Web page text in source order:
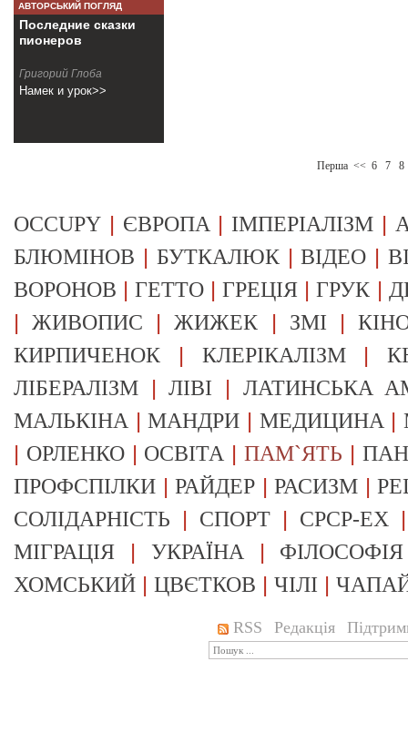
АВТОРСЬКИЙ ПОГЛЯД
Последние сказки
пионеров
Григорий Глоба
Намек и урок>>
Перша << 6 7 8
OCCUPY | ЄВРОПА | ІМПЕРІАЛІЗМ |
БЛЮМІНОВ | БУТКАЛЮК|ВІДЕО |
ВОРОНОВ |ГЕТТО |ГРЕЦІЯ |ГРУК |
|ЖИВОПИС |ЖИЖЕК | ЗМІ |
КИРПИЧЕНОК | КЛЕРІКАЛІЗМ|
ЛІБЕРАЛІЗМ |ЛІВІ | ЛАТИНСЬКА
МАЛЬКІНА |МАНДРИ | МЕДИЦИНА |
| ОРЛЕНКО| ОСВІТА |ПАМ`ЯТЬ |
ПРОФСПІЛКИ |РАЙДЕР |РАСИЗМ |
СОЛІДАРНІСТЬ | СПОРТ | СРСР-EX
МІГРАЦІЯ | УКРАЇНА | ФІЛОСОФІЯ
ХОМСЬКИЙ | ЦВЄТКОВ | ЧІЛІ |
RSS Редакція